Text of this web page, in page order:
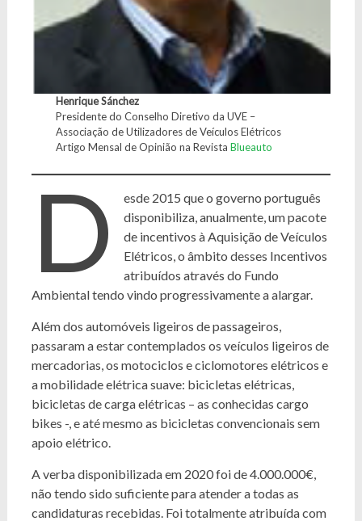
Henrique Sánchez
Presidente do Conselho Diretivo da UVE –
Associação de Utilizadores de Veículos Elétricos
Artigo Mensal de Opinião na Revista Blueauto
D
esde 2015 que o governo português
disponibiliza, anualmente, um pacote
de incentivos à Aquisição de Veículos
Elétricos, o âmbito desses Incentivos
atribuídos através do Fundo
Ambiental tendo vindo progressivamente a alargar.
Além dos automóveis ligeiros de passageiros,
passaram a estar contemplados os veículos ligeiros de
mercadorias, os motociclos e ciclomotores elétricos e
a mobilidade elétrica suave: bicicletas elétricas,
bicicletas de carga elétricas – as conhecidas cargo
bikes -, e até mesmo as bicicletas convencionais sem
apoio elétrico.
A verba disponibilizada em 2020 foi de 4.000.000€,
não tendo sido suficiente para atender a todas as
candidaturas recebidas. Foi totalmente atribuída com